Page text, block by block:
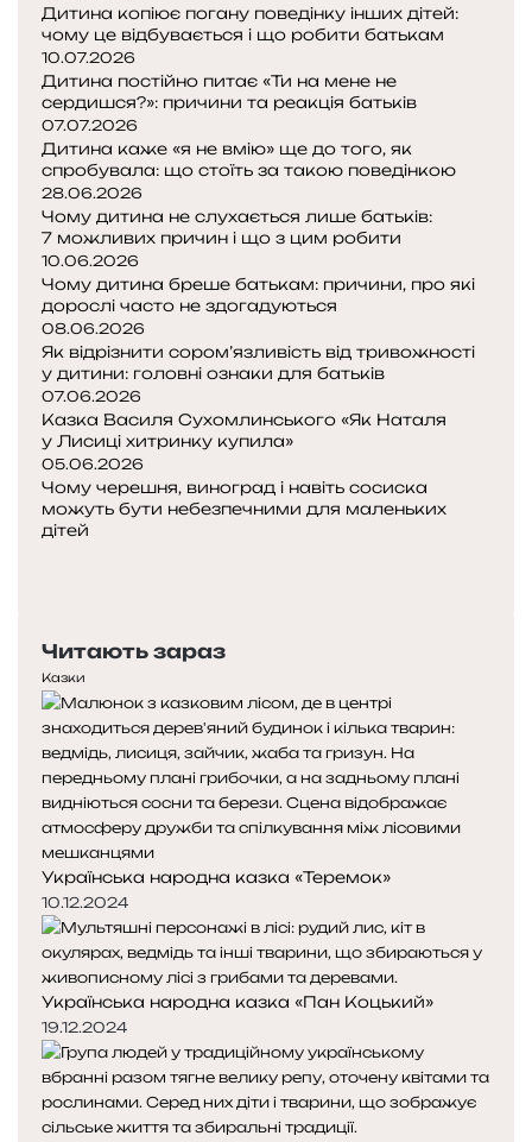
Н
е
щ
а
с
н
и
й
Д
а
н
и
л
о
»
Дитина копіює погану поведінку інших дітей:
чому це відбувається і що робити батькам
10.07.2026
Дитина постійно питає «Ти на мене не
сердишся?»: причини та реакція батьків
07.07.2026
Дитина каже «я не вмію» ще до того, як
спробувала: що стоїть за такою поведінкою
28.06.2026
Чому дитина не слухається лише батьків:
7 можливих причин і що з цим робити
10.06.2026
Чому дитина бреше батькам: причини, про які
дорослі часто не здогадуються
08.06.2026
Як відрізнити сором’язливість від тривожності
у дитини: головні ознаки для батьків
07.06.2026
Казка Василя Сухомлинського «Як Наталя
у Лисиці хитринку купила»
05.06.2026
Чому черешня, виноград і навіть сосиска
можуть бути небезпечними для маленьких
дітей
р
е
д
н
я
с
т
о
р
і
н
к
а
т
у
п
н
а
с
т
о
р
і
н
к
а
Читають зараз
Казки
Українська народна казка «Теремок»
10.12.2024
Українська народна казка «Пан Коцький»
19.12.2024